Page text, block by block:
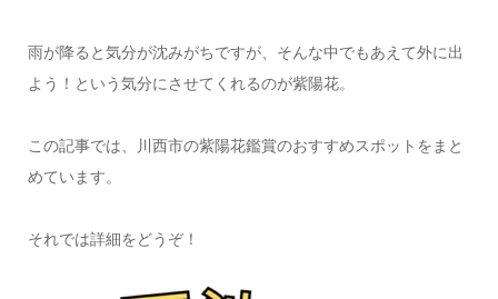
雨が降ると気分が沈みがちですが、そんな中でもあえて外に出
よう！という気分にさせてくれるのが紫陽花。
この記事では、川西市の紫陽花鑑賞のおすすめスポットをまと
めています。
それでは詳細をどうぞ！